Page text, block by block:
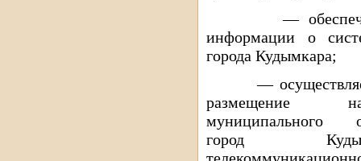
—
информации о
города Кудымкара;
— осуществляет
размещение
муниципального
город